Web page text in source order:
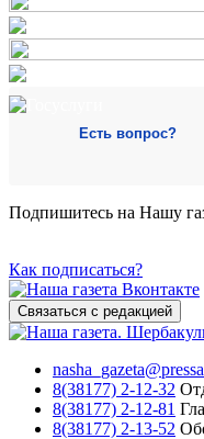
Есть вопрос?
Подпишитесь на Нашу
Как подписаться?
Связаться с редакцией
8(38177) 2-12-32
8(38177) 2-12-81
8(38177) 2-13-52